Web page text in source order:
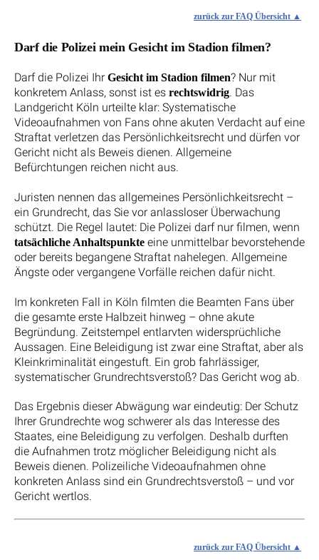
zurück zur FAQ Übersicht
Darf die Polizei mein Gesicht im Stadion filmen?
Darf die Polizei Ihr Gesicht im Stadion filmen? Nur mit
konkretem Anlass, sonst ist es rechtswidrig. Das
Landgericht Köln urteilte klar: Systematische
Videoaufnahmen von Fans ohne akuten Verdacht auf eine
Straftat verletzen das Persönlichkeitsrecht und dürfen vor
Gericht nicht als Beweis dienen. Allgemeine
Befürchtungen reichen nicht aus.
Juristen nennen das allgemeines Persönlichkeitsrecht –
ein Grundrecht, das Sie vor anlassloser Überwachung
schützt. Die Regel lautet: Die Polizei darf nur filmen, wenn
tatsächliche Anhaltspunkte eine unmittelbar bevorstehende
oder bereits begangene Straftat nahelegen. Allgemeine
Ängste oder vergangene Vorfälle reichen dafür nicht.
Im konkreten Fall in Köln filmten die Beamten Fans über
die gesamte erste Halbzeit hinweg – ohne akute
Begründung. Zeitstempel entlarvten widersprüchliche
Aussagen. Eine Beleidigung ist zwar eine Straftat, aber als
Kleinkriminalität eingestuft. Ein grob fahrlässiger,
systematischer Grundrechtsverstoß? Das Gericht wog ab.
Das Ergebnis dieser Abwägung war eindeutig: Der Schutz
Ihrer Grundrechte wog schwerer als das Interesse des
Staates, eine Beleidigung zu verfolgen. Deshalb durften
die Aufnahmen trotz möglicher Beleidigung nicht als
Beweis dienen. Polizeiliche Videoaufnahmen ohne
konkreten Anlass sind ein Grundrechtsverstoß – und vor
Gericht wertlos.
zurück zur FAQ Übersicht